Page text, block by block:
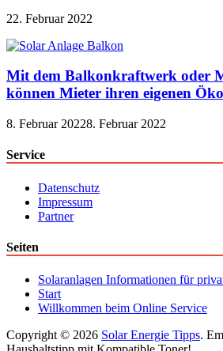
22. Februar 2022
Mit dem Balkonkraftwerk oder
können Mieter ihren eigenen
8. Februar 20228. Februar 2022
Service
Datenschutz
Impressum
Partner
Seiten
Solaranlagen Informationen für
Start
Willkommen beim Online Service
Copyright © 2026 Solar Energie Tipps.